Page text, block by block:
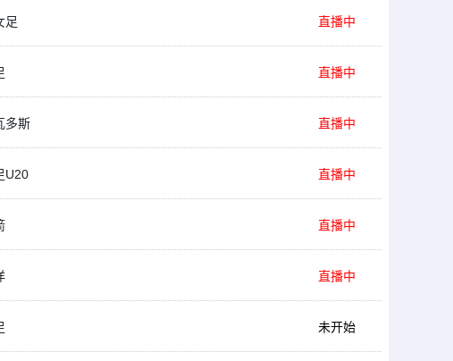
足 直播中
直播中
多斯 直播中
U20 直播中
直播中
直播中
未开始